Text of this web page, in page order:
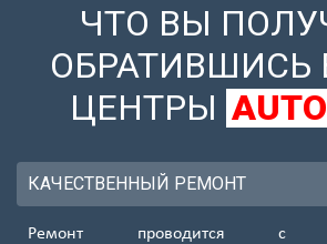
ЧТО ВЫ
ОБРАТИВШИСЬ
ЦЕНТРЫ
КАЧЕСТВЕННЫЙ РЕМОНТ
Ремонт проводится с